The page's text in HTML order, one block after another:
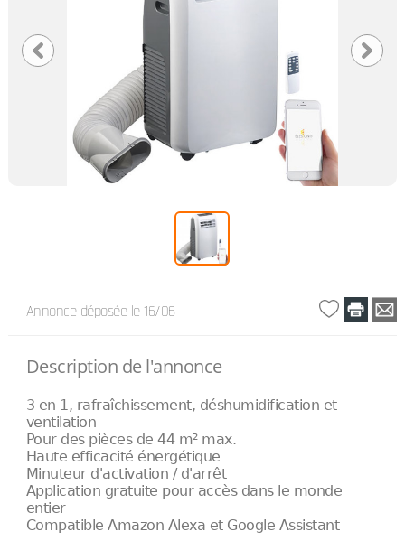
Annonce déposée le 16/06
Description de l'annonce
3 en 1, rafraîchissement, déshumidification et
ventilation
Pour des pièces de 44 m² max.
Haute efficacité énergétique
Minuteur d'activation / d'arrêt
Application gratuite pour accès dans le monde
entier
Compatible Amazon Alexa et Google Assistant